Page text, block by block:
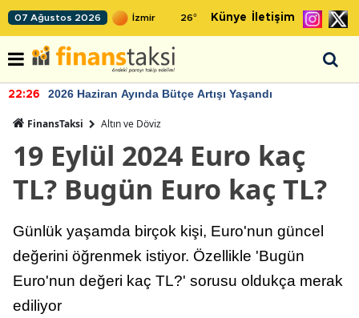
07 Ağustos 2026 26° Künye İletişim
22:26 2026 Haziran Ayında Bütçe Artışı Yaşandı
FinansTaksi Altın ve Döviz
19 Eylül 2024 Euro kaç
TL? Bugün Euro kaç TL?
Günlük yaşamda birçok kişi, Euro'nun güncel
değerini öğrenmek istiyor. Özellikle 'Bugün
Euro'nun değeri kaç TL?' sorusu oldukça merak
ediliyor